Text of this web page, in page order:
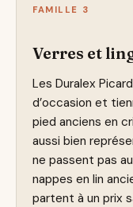
FAMILLE 3
Verres et
Les Duralex
d’occasion et
pied anciens en
aussi bien
ne passent pas
nappes en lin
partent à un prix